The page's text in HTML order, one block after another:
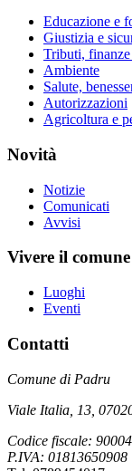
Educazione e
Giustizia e
Tributi,
Ambiente
Salute,
Autorizzazioni
Agricoltura e
Novità
Notizie
Comunicati
Avvisi
Vivere il comune
Luoghi
Eventi
Contatti
Comune di Padru
Viale Italia, 13,
Codice fiscale:
P.IVA: 01813650908